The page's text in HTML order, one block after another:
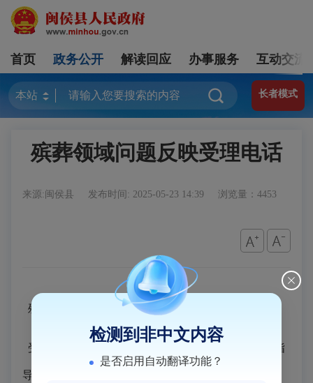
首页 政务公开 解读回应 办事服务 互动交流
长者模式
殡葬领域问题反映受理电话
来源:闽侯县 发布时间: 2025-05-23 14:39 浏览量：4453
殡葬领域问题反映受理电话：22077690
受理内容：涉及发改局职能的实行政府定价或政府指
导价的殡葬服务收费管理相关事项。
检测到非中文内容
是否启用自动翻译功能？